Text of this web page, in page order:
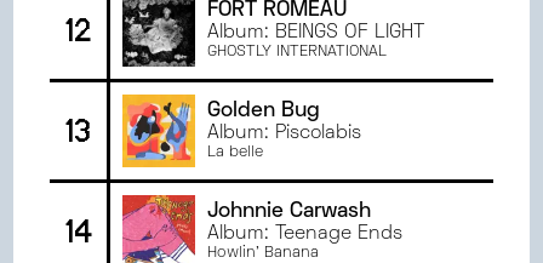
12
FORT ROMEAU
Album: BEINGS OF LIGHT
GHOSTLY INTERNATIONAL
13
Golden Bug
Album: Piscolabis
La belle
14
Johnnie Carwash
Album: Teenage Ends
Howlin' Banana